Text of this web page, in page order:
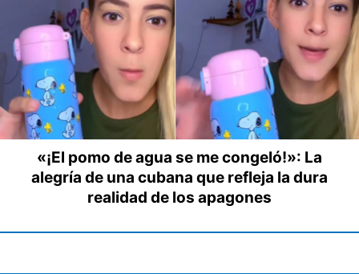
«¡El pomo de agua se me congeló!»: La
alegría de una cubana que refleja la dura
realidad de los apagones